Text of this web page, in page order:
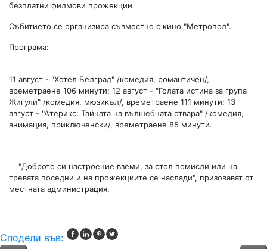
безплатни филмови прожекции.
Събитието се организира съвместно с кино "Метропол".
Програма:
11 август - "Хотел Белград" /комедия, романтичен/,
времетраене 106 минути; 12 август - "Голата истина за група
Жигули" /комедия, мюзикъл/, времетраене 111 минути; 13
август - "Атерикс: Тайната на вълшебната отвара" /комедия,
анимация, приключенски/, времетраене 85 минути.
"Доброто си настроение вземи, за стол помисли или на
тревата поседни и на прожекциите се наслади", призовават от
местната администрация.
Сподели във: